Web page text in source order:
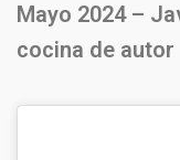
Mayo 2024 –
cocina de autor